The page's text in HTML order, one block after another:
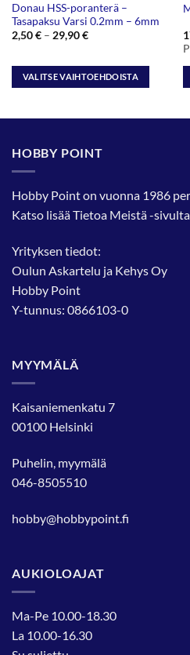
Donau HSS-poranterä –
Tasapaksu Varsi 0.2mm – 6mm
2,50€ – 29,90€Hintaluokka:
29,90 €
VALITSE VAIHTOEHDOISTA
muunnelma.
tehdä
valinnat
HOBBY POINT
Hobby Point on vuonna 1986
Katso lisääTietoa Meistä-
Yrityksen tiedot:
Oulun Askartelu ja Kehys Oy
Hobby Point
Y-tunnus: 0866103-0
MYYMÄLÄ
Kaisaniemenkatu 7
00100 Helsinki
Puhelin, myymälä
046-8505510
hobby@hobbypoint.fi
AUKIOLOAJAT
Ma-Pe 10.00-18.30
La 10.00-16.30